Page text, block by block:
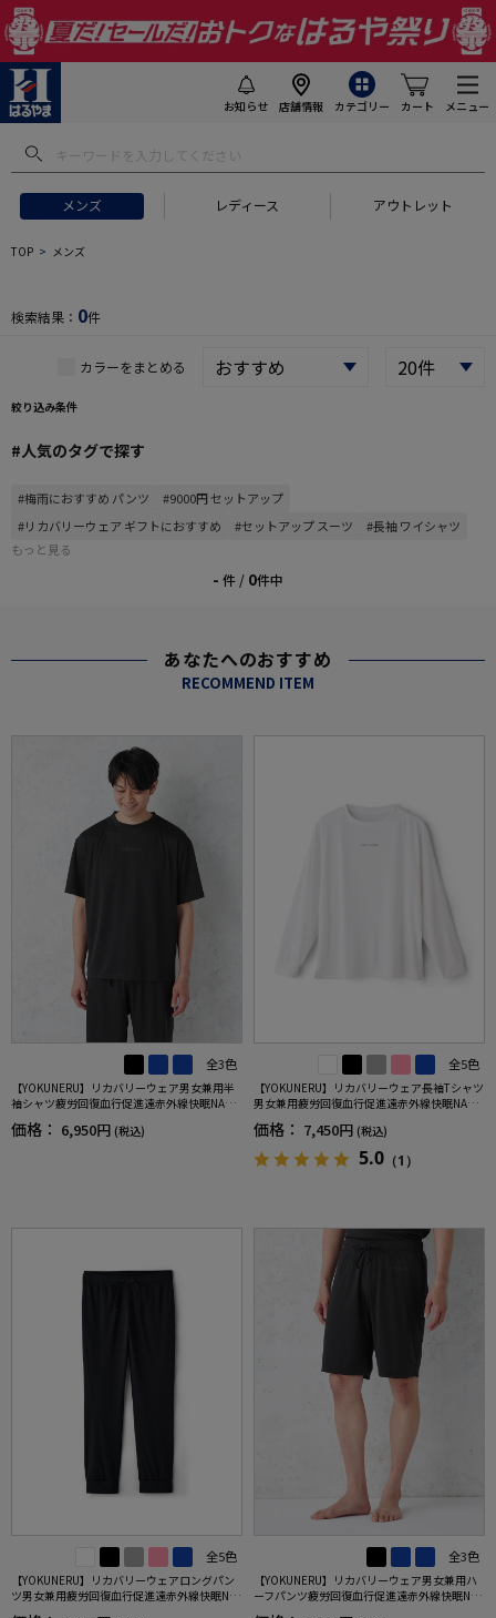
お知らせ 店舗情報 カテゴリー カート メニュー
メンズ レディース アウトレット
フトにおすすめ #セットアップ スーツ
TOP メンズ
検索結果： 0件
カラーをまとめる
絞り込み条件
#人気のタグで探す
#梅雨におすすめ パンツ
#9000円 セットアップ
#リカバリーウェア ギフトにおすすめ
#セットアップ スーツ
#長袖 ワイシャツ
もっと見る
- 件 / 0件中
あなたへのおすすめ
RECOMMEND ITEM
全3色
【YOKUNERU】リカバリーウェア男女兼用半
袖シャツ疲労回復血行促進遠赤外線快眠NANO
MIX(R)【一般医療機器】SS～LLサイズ
価格： 6,950円 (税込)
全5色
【YOKUNERU】リカバリーウェア長袖Tシャツ
男女兼用疲労回復血行促進遠赤外線快眠NANO
MIX(R)【一般医療機器】SS～LLサイズ
価格： 7,450円 (税込)
5.0 （1）
全5色
【YOKUNERU】リカバリーウェアロングパン
ツ男女兼用疲労回復血行促進遠赤外線快眠NA
NOMIX(R)【一般医療機器】SS～LLサイズ
全3色
【YOKUNERU】リカバリーウェア男女兼用ハ
ーフパンツ疲労回復血行促進遠赤外線快眠NA
NOMIX(R)【一般医療機器】SS～LLサイズ